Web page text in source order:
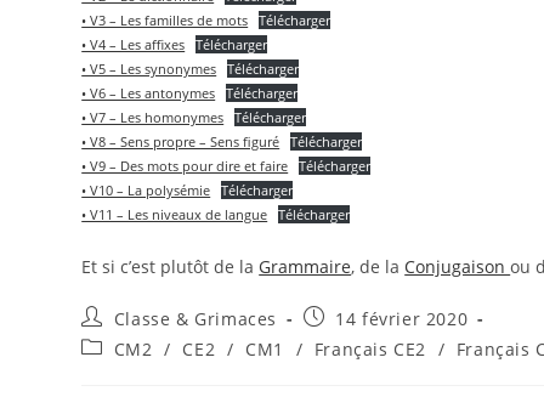
• V3 – Les familles de mots Télécharger
• V4 – Les affixes Télécharger
• V5 – Les synonymes Télécharger
• V6 – Les antonymes Télécharger
• V7 – Les homonymes Télécharger
• V8 – Sens propre – Sens figuré Télécharger
• V9 – Des mots pour dire et faire Télécharger
• V10 – La polysémie Télécharger
• V11 – Les niveaux de langue Télécharger
Et si c’est plutôt de la Grammaire, de la Conjugaisonou
Auteur/autrice
de
la
Classe & Grimaces
Publication
publiée :
14 février 2020
PostCM2 / CE2 / CM1 / Français CE2 / Français